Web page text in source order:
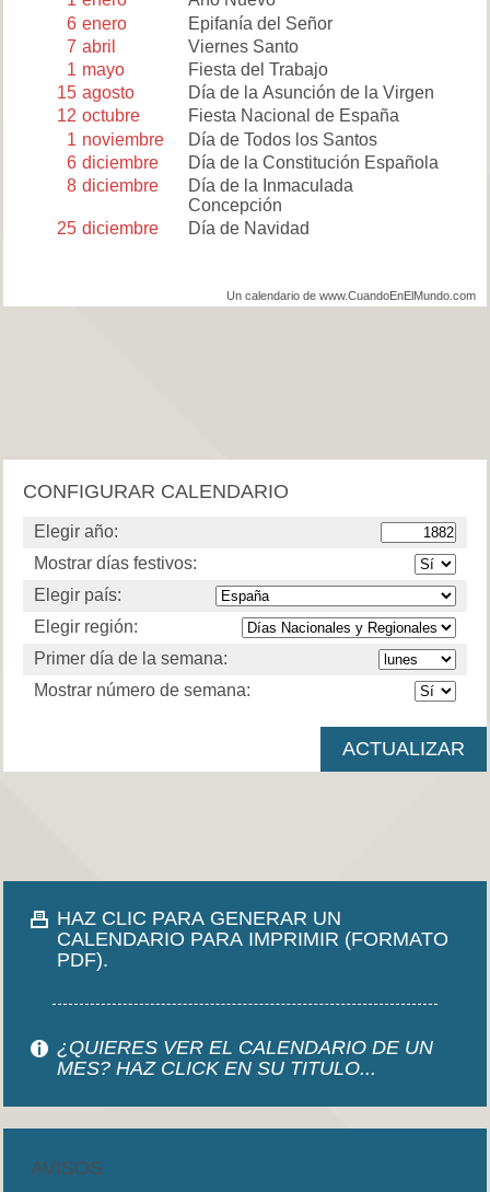
6 enero
Epifanía del Señor
7 abril
Viernes Santo
1 mayo
Fiesta del Trabajo
15 agosto
Día de la Asunción de la Virgen
12 octubre
Fiesta Nacional de España
1 noviembre
Día de Todos los Santos
6 diciembre
Día de la Constitución Española
8 diciembre
Día de la Inmaculada
Concepción
25 diciembre Día de Navidad
Un calendario de www.CuandoEnElMundo.com
CONFIGURAR CALENDARIO
Elegir año:
Mostrar días festivos:
Elegir país:
Elegir región:
Primer día de la semana:
Mostrar número de semana:
HAZ CLIC PARA GENERAR UN
CALENDARIO PARA IMPRIMIR (FORMATO
PDF).
¿QUIERES VER EL CALENDARIO DE UN
MES? HAZ CLICK EN SU TITULO...
AVISOS